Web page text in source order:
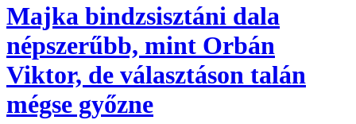
Majka bindzsisztáni dala
népszerűbb, mint Orbán
Viktor, de választáson talán
mégse győzne